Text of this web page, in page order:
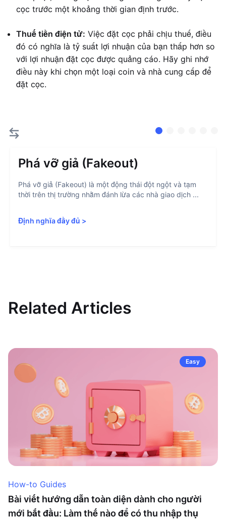
cọc trước một khoảng thời gian định trước.
Thuế tiền điện tử: Việc đặt cọc phải chịu thuế, điều
đó có nghĩa là tỷ suất lợi nhuận của bạn thấp hơn so
với lợi nhuận đặt cọc được quảng cáo. Hãy ghi nhớ
điều này khi chọn một loại coin và nhà cung cấp để
đặt cọc.
Phá vỡ giả (Fakeout)
Phá vỡ giả (Fakeout) là một động thái đột ngột và tạm
thời trên thị trường nhằm đánh lừa các nhà giao dịch ...
Định nghĩa đầy đủ >
Related Articles
Easy
How-to Guides
Bài viết hướng dẫn toàn diện dành cho người
mới bắt đầu: Làm thế nào để có thu nhập thụ